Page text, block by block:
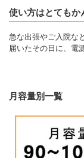
使い方はとてもか
急な出張やご入院な
届いたその日に、電
月容量別一覧